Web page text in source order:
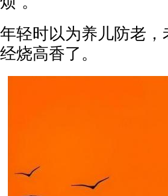
年轻时以为养儿防老
经烧高香了。